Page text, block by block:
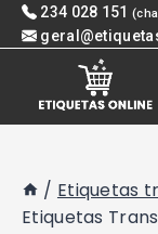
Skip 234 028 151
/ Etiquetas
Etiquetas